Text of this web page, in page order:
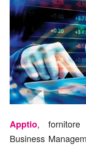
Apptio, fornitore
Business